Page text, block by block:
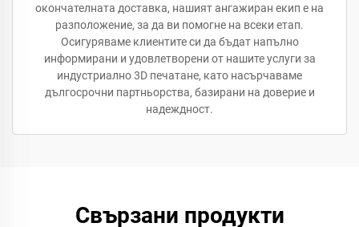
окончателната доставка, нашият ангажиран екип е на
разположение, за да ви помогне на всеки етап.
Осигуряваме клиентите си да бъдат напълно
информирани и удовлетворени от нашите услуги за
индустриално 3D печатане, като насърчаваме
дългосрочни партньорства, базирани на доверие и
надеждност.
Свързани продукти